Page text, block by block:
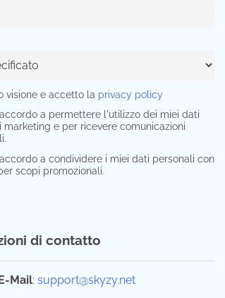
visione e accetto la privacy policy
a permettere l'utilizzo dei miei dati
marketing e per ricevere comunicazioni
a condividere i miei dati personali con
scopi promozionali.
di contatto
Mail: support@skyzy.net